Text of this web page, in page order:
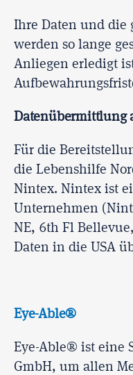
Ihre Daten und die
werden so lange
Anliegen erledigt
Datenübermittlung
Für die
die Lebenshilfe
Nintex. Nintex ist
Unternehmen
NE, 6th Fl
Daten in die USA
Eye-Able®
Eye-Able® ist eine
GmbH, um allen